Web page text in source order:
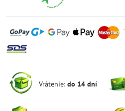
Vrátenie: do 14 dní